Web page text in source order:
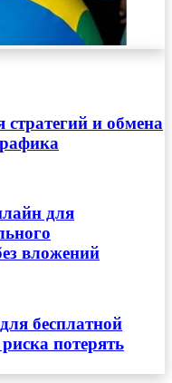
стратегий и обмена
для
вложений
бесплатной
потерять